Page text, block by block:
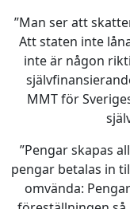
”Man ser att
Att staten inte
inte är någon
MMT för
”Pengar skapas
pengar betalas in
omvända: